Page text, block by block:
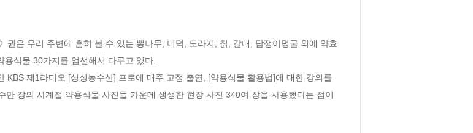
권은 우리 주변에 흔히 볼 수 있는 뽕나무, 더덕, 도라지, 칡, 갈대, 담쟁이덩굴 외에 약효
식물 30가지를 엄선해서 다루고 있다.
제1라디오 [싱싱농수산] 프로에 매주 고정 출연, [약용식물 활용법]에 대한 강의를
장의 사계절 약용식물 사진들 가운데 생생한 현장 사진 340여 장을 사용했다는 점이